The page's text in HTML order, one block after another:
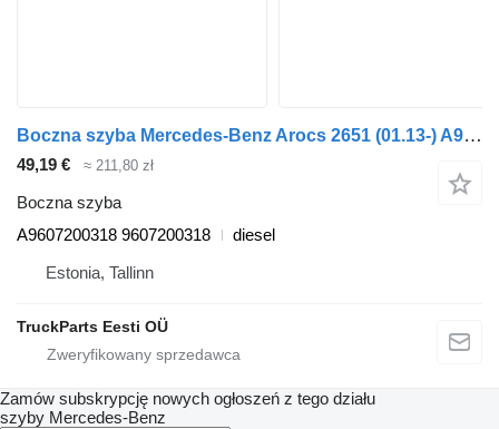
Boczna szyba Mercedes-Benz Arocs 2651 (01.13-) A9607200318 do ciągnika siodłowego Mercedes-Benz Actros MP4 Antos Arocs (2012-)
49,19 € ≈ 211,80 zł
Boczna szyba
A9607200318 9607200318
diesel
Estonia, Tallinn
TruckParts Eesti OÜ
Zamów subskrypcję nowych ogłoszeń z tego działu
szyby Mercedes-Benz